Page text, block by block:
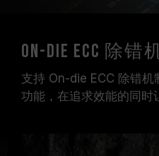
On-Die ECC 除
支持 On-die ECC 除错机
功能，在追求效能的同时